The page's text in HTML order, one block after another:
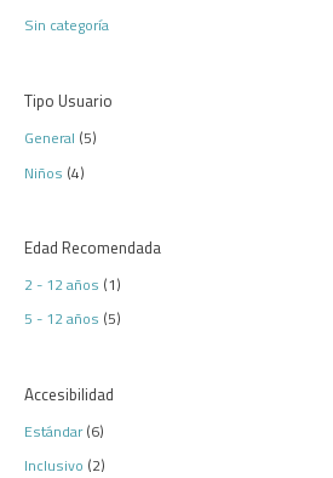
Sin categoría
Tipo Usuario
General (5)
Niños (4)
Edad Recomendada
2 - 12 años (1)
5 - 12 años (5)
Accesibilidad
Estándar (6)
Inclusivo (2)